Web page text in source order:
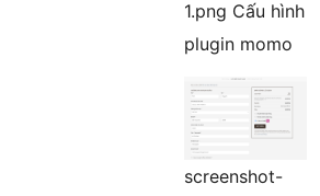
1.png Cấu hình
plugin momo
screenshot-